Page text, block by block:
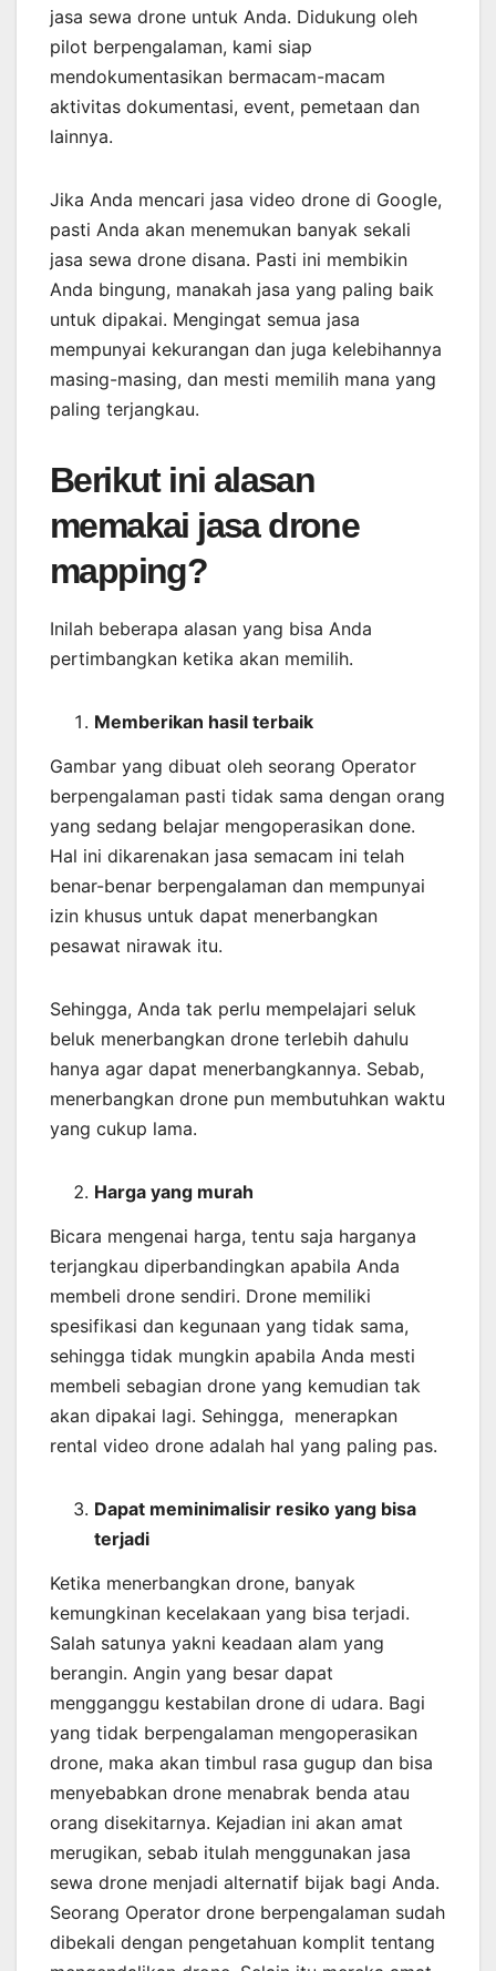
jasa sewa drone untuk Anda. Didukung oleh
pilot berpengalaman, kami siap
mendokumentasikan bermacam-macam
aktivitas dokumentasi, event, pemetaan dan
lainnya.
Jika Anda mencari jasa video drone di Google,
pasti Anda akan menemukan banyak sekali
jasa sewa drone disana. Pasti ini membikin
Anda bingung, manakah jasa yang paling baik
untuk dipakai. Mengingat semua jasa
mempunyai kekurangan dan juga kelebihannya
masing-masing, dan mesti memilih mana yang
paling terjangkau.
Berikut ini alasan
memakai jasa drone
mapping?
Inilah beberapa alasan yang bisa Anda
pertimbangkan ketika akan memilih.
Memberikan hasil terbaik
Gambar yang dibuat oleh seorang Operator
berpengalaman pasti tidak sama dengan orang
yang sedang belajar mengoperasikan done.
Hal ini dikarenakan jasa semacam ini telah
benar-benar berpengalaman dan mempunyai
izin khusus untuk dapat menerbangkan
pesawat nirawak itu.
Sehingga, Anda tak perlu mempelajari seluk
beluk menerbangkan drone terlebih dahulu
hanya agar dapat menerbangkannya. Sebab,
menerbangkan drone pun membutuhkan waktu
yang cukup lama.
Harga yang murah
Bicara mengenai harga, tentu saja harganya
terjangkau diperbandingkan apabila Anda
membeli drone sendiri. Drone memiliki
spesifikasi dan kegunaan yang tidak sama,
sehingga tidak mungkin apabila Anda mesti
membeli sebagian drone yang kemudian tak
akan dipakai lagi. Sehingga, menerapkan
rental video drone adalah hal yang paling pas.
Dapat meminimalisir resiko yang bisa
terjadi
Ketika menerbangkan drone, banyak
kemungkinan kecelakaan yang bisa terjadi.
Salah satunya yakni keadaan alam yang
berangin. Angin yang besar dapat
mengganggu kestabilan drone di udara. Bagi
yang tidak berpengalaman mengoperasikan
drone, maka akan timbul rasa gugup dan bisa
menyebabkan drone menabrak benda atau
orang disekitarnya. Kejadian ini akan amat
merugikan, sebab itulah menggunakan jasa
sewa drone menjadi alternatif bijak bagi Anda.
Seorang Operator drone berpengalaman sudah
dibekali dengan pengetahuan komplit tentang